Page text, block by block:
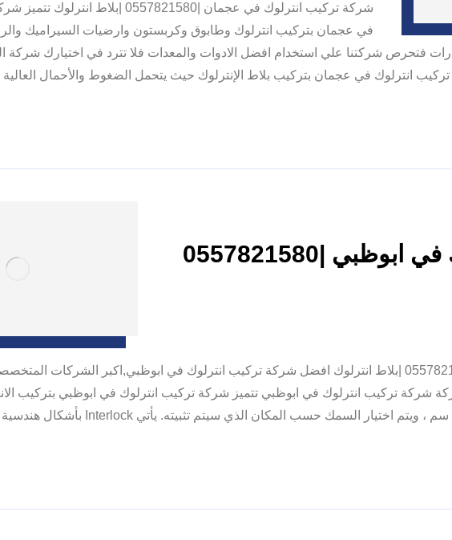
شركة تركيب انترلوك في عجمان |0557821580
في عجمان بتركيب انترلوك وطابوق وكربستون وارضيات السيراميك
فتحرص شركتنا علي استخدام افضل الادوات والمعدات فلا تترد في اختيارك
انترلوك في عجمان بتركيب بلاط الإنترلوك حيث يتحمل الضغوط والأحمال العالية
شركة تركيب انترلوك في ابوظبي |0557821580
شركة تركيب انترلوك في ابوظبي |0557821580 |بلاط انترلوك افضل شركة تركيب انترلوك في ابوظبي,اكبر الشركات
شركة تركيب انترلوك في ابوظبي تتميز شركة تركيب انترلوك في ابوظبي بتركيب